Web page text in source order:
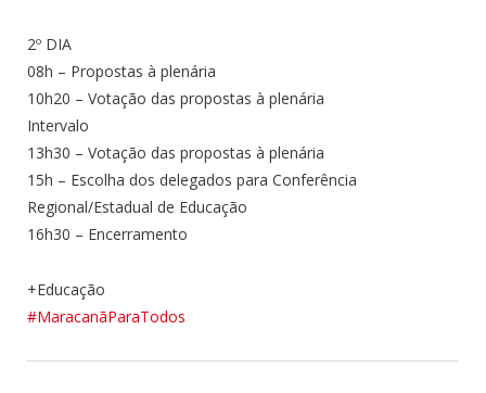
2º DIA
08h – Propostas à plenária
10h20 – Votação das propostas à plenária
Intervalo
13h30 – Votação das propostas à plenária
15h – Escolha dos delegados para Conferência
Regional/Estadual de Educação
16h30 – Encerramento
+Educação
#MaracanãParaTodos